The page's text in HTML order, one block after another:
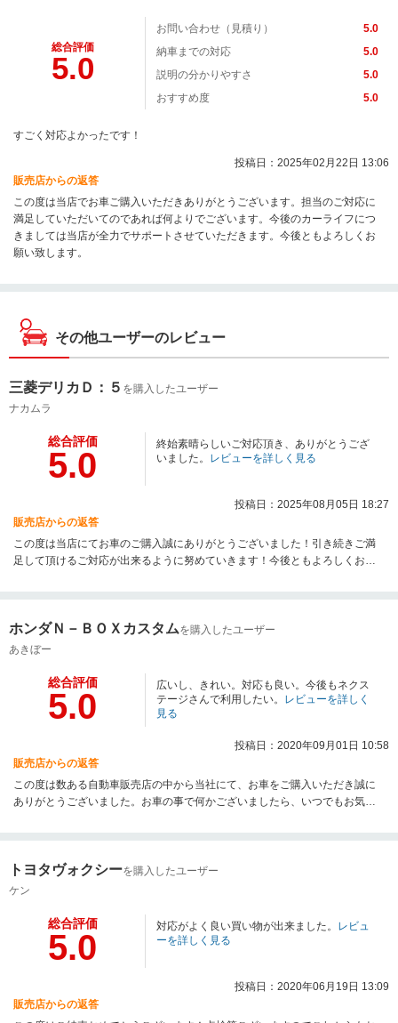
総合評価
5.0
お問い合わせ（見積り）
5.0
納車までの対応
5.0
説明の分かりやすさ
5.0
おすすめ度
5.0
すごく対応よかったです！
投稿日：2025年02月22日 13:06
販売店からの返答
この度は当店でお車ご購入いただきありがとうございます。担当のご対応に
満足していただいてのであれば何よりでございます。今後のカーライフにつ
きましては当店が全力でサポートさせていただきます。今後ともよろしくお
願い致します。
その他ユーザーのレビュー
三菱デリカＤ：５ を購入したユーザー
ナカムラ
総合評価
5.0
終始素晴らしいご対応頂き、ありがとうござ
いました。 レビューを詳しく見る
投稿日：2025年08月05日 18:27
販売店からの返答
この度は当店にてお車のご購入誠にありがとうございました！引き続きご満
足して頂けるご対応が出来るように努めていきます！今後ともよろしくお願
ホンダＮ－ＢＯＸカスタムを購入したユーザー
あきぼー
総合評価
5.0
広いし、きれい。対応も良い。今後もネクス
テージさんで利用したい。 レビューを詳しく
見る
投稿日：2020年09月01日 10:58
販売店からの返答
この度は数ある自動車販売店の中から当社にて、お車をご購入いただき誠に
ありがとうございました。お車の事で何かございましたら、いつでもお気軽
致します。
トヨタヴォクシーを購入したユーザー
ケン
総合評価
5.0
対応がよく良い買い物が出来ました。 レビュ
ーを詳しく見る
投稿日：2020年06月19日 13:09
販売店からの返答